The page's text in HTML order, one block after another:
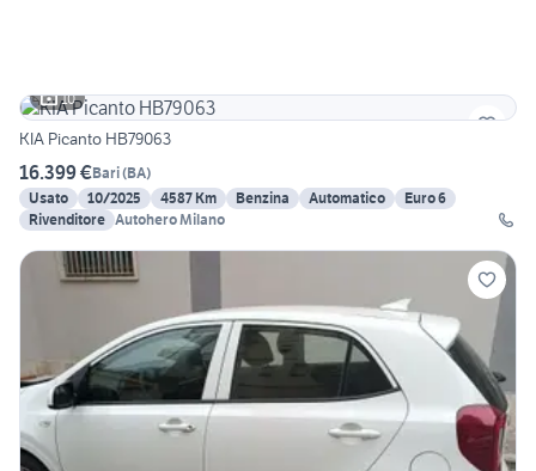
10
KIA Picanto HB79063
16.399 €Bari(BA)
Usato
10/2025 4587 Km Benzina Automatico
Euro 6
Rivenditore Autohero Milano